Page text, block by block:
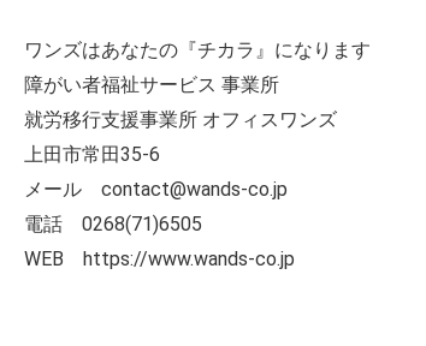
ワンズはあなたの『チカラ』になります
障がい者福祉サービス 事業所
就労移行支援事業所 オフィスワンズ
上田市常田35-6
メール contact@wands-co.jp
電話 0268(71)6505
WEB https://www.wands-co.jp